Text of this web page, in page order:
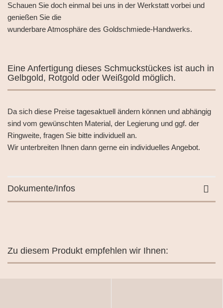
Schauen Sie doch einmal bei uns in der Werkstatt vorbei und
genießen Sie die
wunderbare Atmosphäre des Goldschmiede-Handwerks.
Eine Anfertigung dieses Schmuckstückes ist auch in
Gelbgold, Rotgold oder Weißgold möglich.
Da sich diese Preise tagesaktuell ändern können und abhängig
sind vom gewünschten Material, der Legierung und ggf. der
Ringweite, fragen Sie bitte individuell an.
Wir unterbreiten Ihnen dann gerne ein individuelles Angebot.
Dokumente/Infos
Zu diesem Produkt empfehlen wir Ihnen: